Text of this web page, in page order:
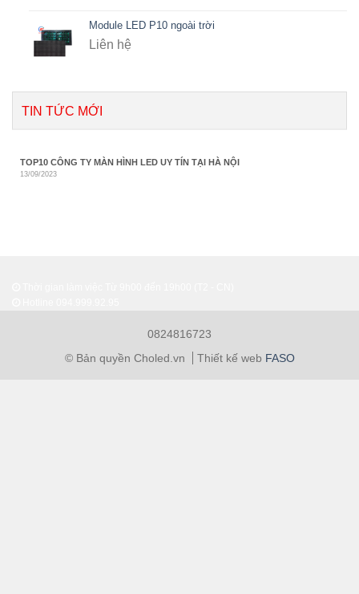
Module LED P10 ngoài trời
Liên hệ
TIN TỨC MỚI
TOP10 CÔNG TY MÀN HÌNH LED UY TÍN TẠI HÀ NỘI
13/09/2023
0824816723
© Bản quyền Choled.vn
Thiết kế web FASO